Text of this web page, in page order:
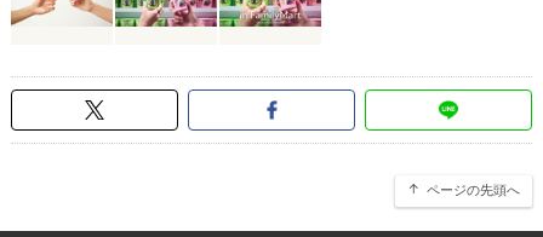
ページの先頭へ